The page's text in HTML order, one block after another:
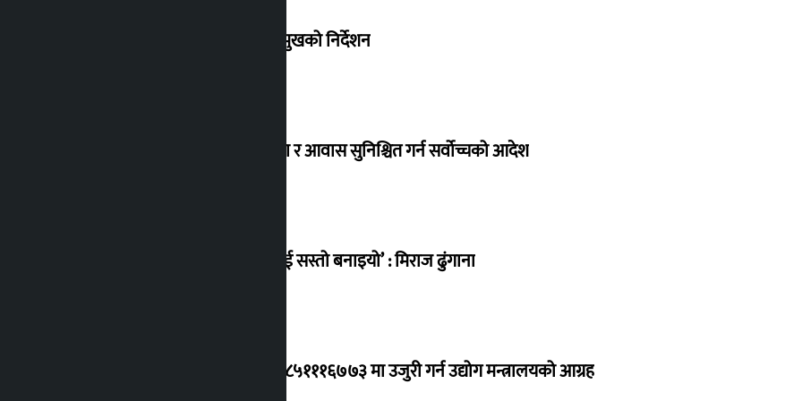
संसद् बैठकमा कालो चस्मा नलगाउन सभामुखको निर्देशन
विस्थापित सुकुम्वासी बालबालिकाको शिक्षा र आवास सुनिश्चित गर्न सर्वोच्चको आदेश
‘सानो घटनामा पनि सडकमा उतारेर सेनालाई सस्तो बनाइयो’ : मिराज ढुंगाना
ग्यासको कृत्रिम अभाव र कालोबजारी भए ९८५१११६७७३ मा उजुरी गर्न उद्योग मन्त्रालयको आग्रह